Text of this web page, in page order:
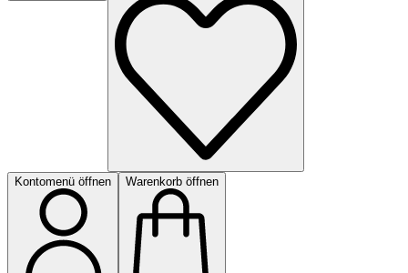
Kontomenü öffnen Warenkorb öffnen